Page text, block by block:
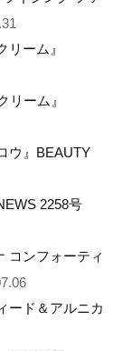
リーム』
リーム』
ウ』BEAUTY
2258号
コンフォーティ
ード＆アルニカ